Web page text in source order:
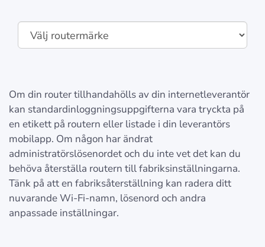
Om din router tillhandahölls av din internetleverantör
kan standardinloggningsuppgifterna vara tryckta på
en etikett på routern eller listade i din leverantörs
mobilapp. Om någon har ändrat
administratörslösenordet och du inte vet det kan du
behöva återställa routern till fabriksinställningarna.
Tänk på att en fabriksåterställning kan radera ditt
nuvarande Wi-Fi-namn, lösenord och andra
anpassade inställningar.